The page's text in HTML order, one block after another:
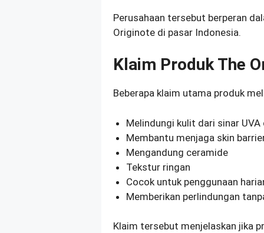
Perusahaan tersebut berperan
Originote di pasar Indonesia.
Klaim Produk The
Beberapa klaim utama produk
Melindungi kulit dari sinar UVA
Membantu menjaga skin
Mengandung ceramide
Tekstur ringan
Cocok untuk penggunaan
Memberikan perlindungan
Klaim tersebut menjelaskan jika